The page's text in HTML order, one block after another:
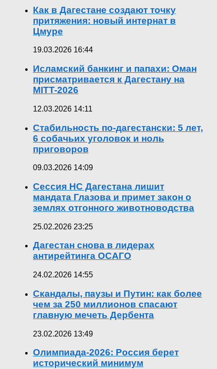
Как в Дагестане создают точку
притяжения: новый интернат в
Цмуре
19.03.2026 16:44
Исламский банкинг и папахи: Оман
присматривается к Дагестану на
MITT-2026
12.03.2026 14:11
Стабильность по-дагестански: 5 лет,
6 собачьих уголовок и ноль
приговоров
09.03.2026 14:09
Сессия НС Дагестана лишит
мандата Глазова и примет закон о
землях отгонного животноводства
25.02.2026 23:25
Дагестан снова в лидерах
антирейтинга ОСАГО
24.02.2026 14:55
Скандалы, паузы и Путин: как более
чем за 250 миллионов спасают
главную мечеть Дербента
23.02.2026 13:49
Олимпиада-2026: Россия берет
исторический минимум